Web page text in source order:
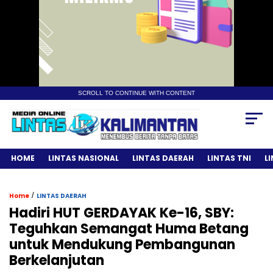
SCROLL TO CONTINUE WITH CONTENT
HOME LINTAS NASIONAL LINTAS DAERAH LINTAS TNI
Home / LINTAS DAERAH
Hadiri HUT GERDAYAK Ke-16, SBY:
Teguhkan Semangat Huma Betang
untuk Mendukung Pembangunan
Berkelanjutan